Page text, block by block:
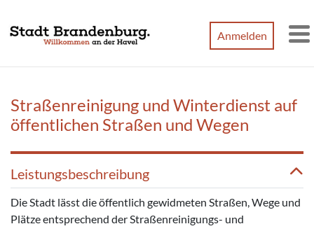
Anmelden
Straßenreinigung und Winterdienst auf
öffentlichen Straßen und Wegen
Leistungsbeschreibung
Die Stadt lässt die öffentlich gewidmeten Straßen, Wege und
Plätze entsprechend der Straßenreinigungs- und